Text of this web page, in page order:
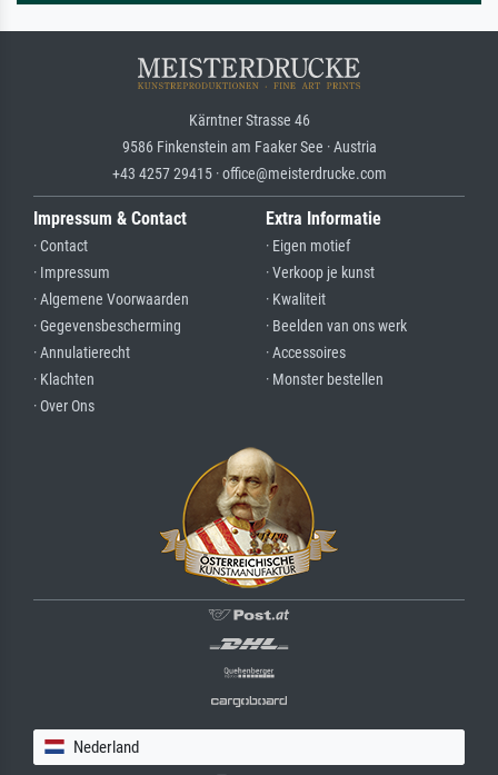
Kärntner Strasse 46
9586 Finkenstein am Faaker See · Austria
+43 4257 29415 · office@meisterdrucke.com
Impressum & Contact
· Contact
· Impressum
· Algemene Voorwaarden
· Gegevensbescherming
· Annulatierecht
· Klachten
· Over Ons
Extra Informatie
· Eigen motief
· Verkoop je kunst
· Kwaliteit
· Beelden van ons werk
· Accessoires
· Monster bestellen
Nederland